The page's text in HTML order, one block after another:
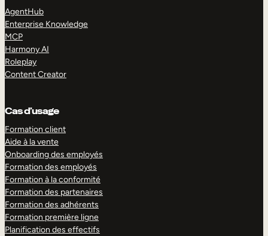
AgentHub
Enterprise Knowledge
MCP
Harmony AI
Roleplay
Content Creator
Cas d’usage
Formation client
Aide à la vente
Onboarding des employés
Formation des employés
Formation à la conformité
Formation des partenaires
Formation des adhérents
Formation première ligne
Planification des effectifs